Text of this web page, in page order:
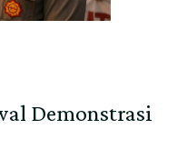
Demonstrasi